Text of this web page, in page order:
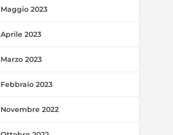
Maggio 2023
Aprile 2023
Marzo 2023
Febbraio 2023
Novembre 2022